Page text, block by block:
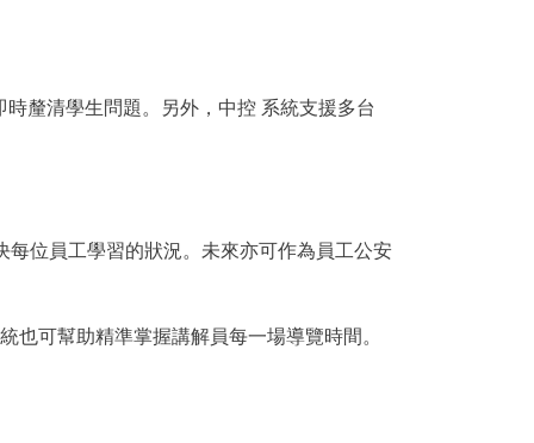
釐清學生問題。另外，中控 系統支援多台
位員工學習的狀況。未來亦可作為員工公安
也可幫助精準掌握講解員每一場導覽時間。